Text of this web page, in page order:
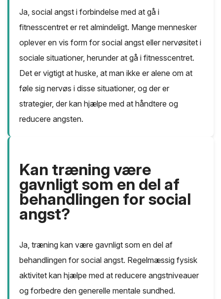
Ja, social angst i forbindelse med at gå i
fitnesscentret er ret almindeligt. Mange mennesker
oplever en vis form for social angst eller nervøsitet i
sociale situationer, herunder at gå i fitnesscentret.
Det er vigtigt at huske, at man ikke er alene om at
føle sig nervøs i disse situationer, og der er
strategier, der kan hjælpe med at håndtere og
reducere angsten.
Kan træning være
gavnligt som en del af
behandlingen for social
angst?
Ja, træning kan være gavnligt som en del af
behandlingen for social angst. Regelmæssig fysisk
aktivitet kan hjælpe med at reducere angstniveauer
og forbedre den generelle mentale sundhed.